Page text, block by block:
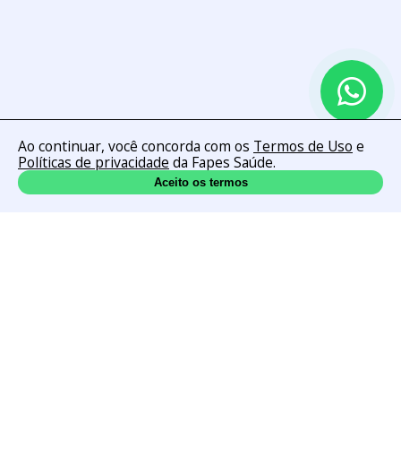
Ao continuar, você concorda com os Termos de Uso e
Políticas de privacidade da Fapes Saúde.
Aceito os termos